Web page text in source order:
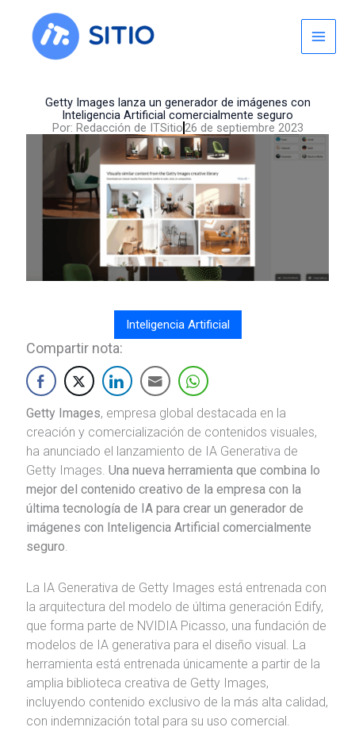
content
Getty Images lanza un generador de imágenes con
Inteligencia Artificial comercialmente seguro
Por: Redacción de ITSitio26 de septiembre 2023
Inteligencia Artificial
Compartir nota:
Getty Images, empresa global destacada en la
creación y comercialización de contenidos visuales,
ha anunciado el lanzamiento de IA Generativa de
Getty Images. Una nueva herramienta que combina lo
mejor del contenido creativo de la empresa con la
última tecnología de IA para crear un generador de
imágenes con Inteligencia Artificial comercialmente
seguro
La IA Generativa de Getty Images está entrenada con
la arquitectura del modelo de última generación Edify,
que forma parte de NVIDIA Picasso, una fundación de
modelos de IA generativa para el diseño visual. La
herramienta está entrenada únicamente a partir de la
amplia biblioteca creativa de Getty Images,
incluyendo contenido exclusivo de la más alta calidad,
con indemnización total para su uso comercial.